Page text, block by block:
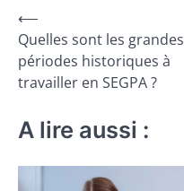
Navigation
de
l’article
⟵
Quelles sont les grandes
périodes historiques à
travailler en SEGPA ?
A lire aussi :